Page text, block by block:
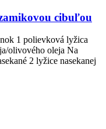
cibuľou
1 polievková lyžica
olivového oleja Na
2 lyžice nasekanej